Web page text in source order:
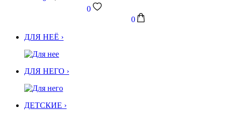
0
0
ДЛЯ НЕЁ ›
ДЛЯ НЕГО ›
ДЕТСКИЕ ›